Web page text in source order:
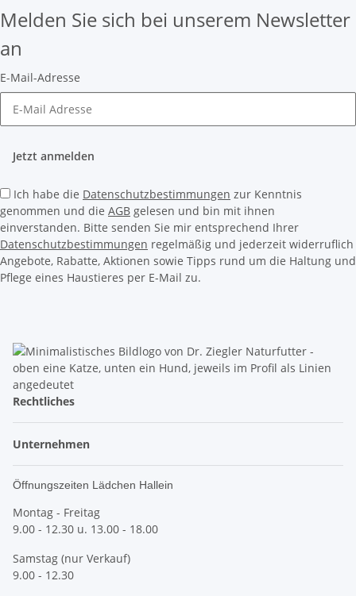
Melden Sie sich bei unserem Newsletter
an
E-Mail-Adresse
Jetzt anmelden
Ich habe die Datenschutzbestimmungen zur Kenntnis
genommen und die AGB gelesen und bin mit ihnen
einverstanden. Bitte senden Sie mir entsprechend Ihrer
Datenschutzbestimmungen regelmäßig und jederzeit widerruflich
Angebote, Rabatte, Aktionen sowie Tipps rund um die Haltung und
Pflege eines Haustieres per E-Mail zu.
Rechtliches
Unternehmen
Öffnungszeiten Lädchen Hallein
Montag - Freitag
9.00 - 12.30 u. 13.00 - 18.00
Samstag (nur Verkauf)
9.00 - 12.30